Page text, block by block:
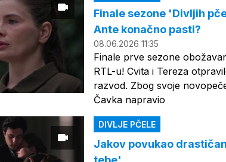
Finale sezone 'Divljih
Ante konačno pasti?
08.06.2026 11:35
Finale prve sezone
RTL-u! Cvita i Tereza
razvod. Zbog svoje
Čavka napravio
DIVLJE PČELE
Jakov povukao